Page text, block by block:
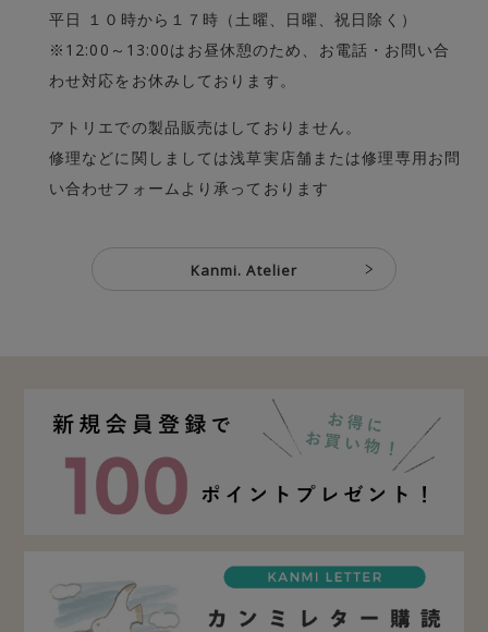
平日 １０時から１７時（土曜、日曜、祝日除く）
※12:00～13:00はお昼休憩のため、お電話・お問い合
わせ対応をお休みしております。
アトリエでの製品販売はしておりません。
修理などに関しましては浅草実店舗または修理専用お問
い合わせフォーム より承っております
Kanmi. Atelier